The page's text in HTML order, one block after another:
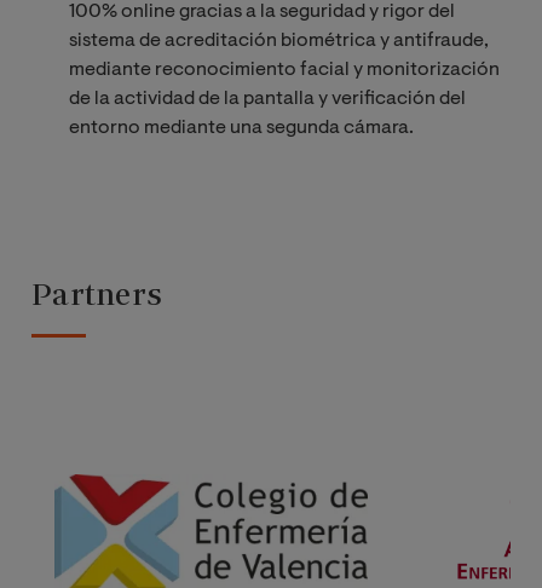
100% online gracias a la seguridad y rigor del
sistema de acreditación biométrica y antifraude,
mediante reconocimiento facial y monitorización
de la actividad de la pantalla y verificación del
entorno mediante una segunda cámara.
Partners